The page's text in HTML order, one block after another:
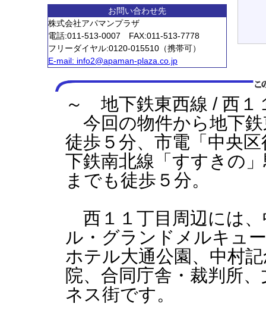
お問い合わせ先
株式会社アパマンプラザ
電話:011-513-0007 FAX:011-513-7778
フリーダイヤル:0120-015510（携帯可）
E-mail: info2@apaman-plaza.co.jp
～ 地下鉄東西線 / 西
今回の物件から地下鉄
徒歩５分、市電「中央
下鉄南北線「すすきの
までも徒歩５分。
西１１丁目周辺には
ル・グランドメルキュ
ホテル大通公園、中村
院、合同庁舎・裁判所
ネス街です。